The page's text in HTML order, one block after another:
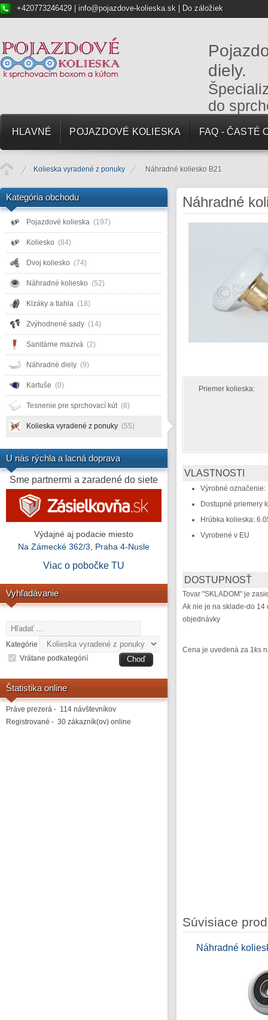
+420773246429 | info@pojazdove-kolieska.sk Do záložiek
diely.
do
HLAVNÉ POJAZDOVÉ KOLIESKA FAQ - ČASTÉ
Kolieska vyradené z ponuky Náhradné koliesko B21
Kategória obchodu
Pojazdové kolieska (197)
Koliesko (84)
Dvoj koliesko (74)
Náhradné koliesko (52)
Klzáky a tiahla (18)
Zvýhodnené sady (14)
Sanitárne mazivá (2)
Náhradné diely (9)
Kartuše (0)
Tesnenie pre sprchovací kút (8)
Kolieska vyradené z ponuky (55)
U nás rýchla a lacná doprava
Sme partnermi a zaradené do siete
Výdajné aj podacie miesto
Na Zámecké 362/3, Praha 4-Nusle
Viac o pobočke TU
Vyhľadávanie
Kategórie
Vrátane podkategórií
Štatistika online
Práve prezerá - 114 návštevníkov
Registrované - 30 zákazník(ov) online
Náhradné
Priemer kolieska:
VLASTNOSTI
Výrobné označenie:
Dostupné priemery
Hrúbka kolieska:
Vyrobené v EU
DOSTUPNOSŤ
Tovar "SKLADOM" je
Ak nie je na sklade-do 14
objednávky
Cena je uvedená za 1ks
Súvisiace
Náhradné